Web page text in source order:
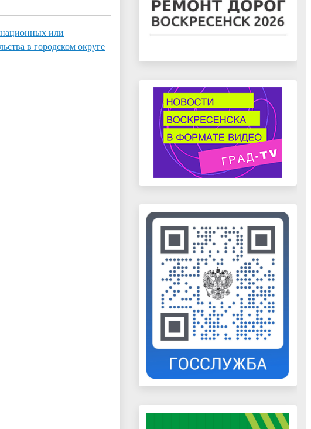
или
в городском округе